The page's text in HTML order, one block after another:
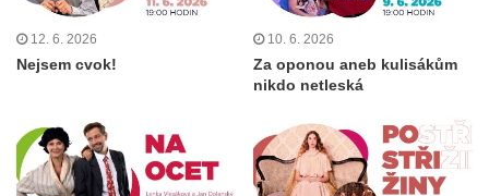
12. 6. 2026
Nejsem cvok!
10. 6. 2026
Za oponou aneb kulisákům
nikdo netleská